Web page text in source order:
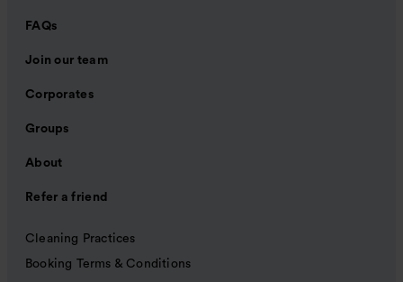
FAQs
Join our team
Corporates
Groups
About
Refer a friend
Cleaning Practices
Booking Terms & Conditions